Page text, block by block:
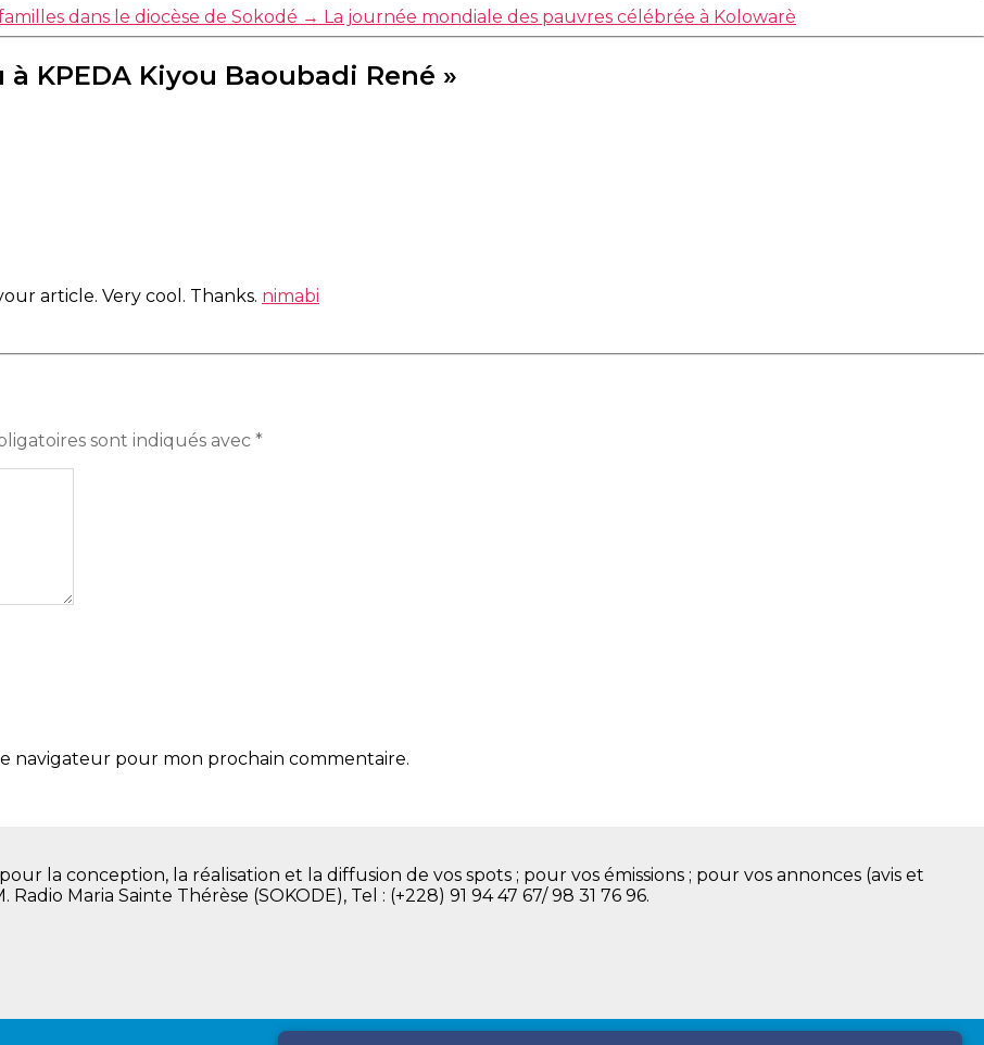
dans le diocèse de Sokodé → La journée mondiale des pauvres célébrée à Kolowarè
KPEDA Kiyou Baoubadi René »
article. Very cool. Thanks. nimabi
sont indiqués avec *
navigateur pour mon prochain commentaire.
la conception, la réalisation et la diffusion de vos spots ; pour vos émissions ; pour vos annonces (avis et
Maria Sainte Thérèse (SOKODE), Tel : (+228) 91 94 47 67/ 98 31 76 96.